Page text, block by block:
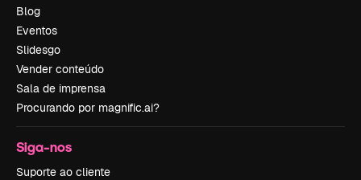
Blog
Eventos
Slidesgo
Vender conteúdo
Sala de imprensa
Procurando por magnific.ai?
Siga-nos
Suporte ao cliente